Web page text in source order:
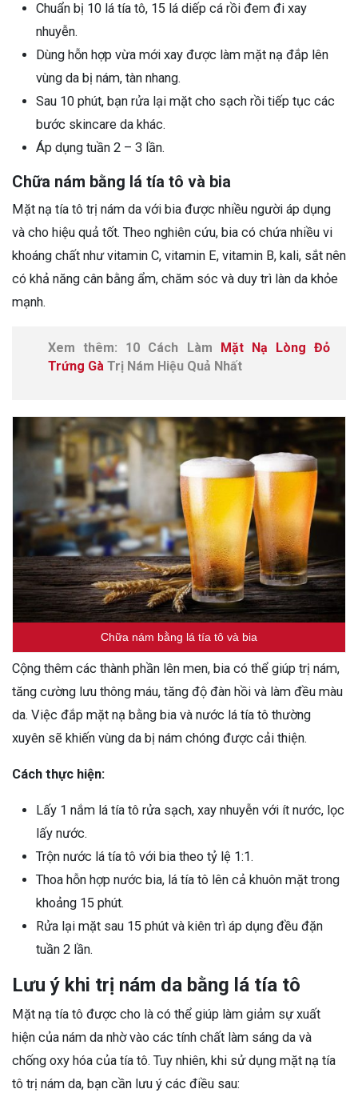
Chuẩn bị 10 lá tía tô, 15 lá diếp cá rồi đem đi xay
nhuyễn.
Dùng hỗn hợp vừa mới xay được làm mặt nạ đắp lên
vùng da bị nám, tàn nhang.
Sau 10 phút, bạn rửa lại mặt cho sạch rồi tiếp tục các
bước skincare da khác.
Áp dụng tuần 2 – 3 lần.
Chữa nám bằng lá tía tô và bia
Mặt nạ tía tô trị nám da với bia được nhiều người áp dụng
và cho hiệu quả tốt. Theo nghiên cứu, bia có chứa nhiều vi
khoáng chất như vitamin C, vitamin E, vitamin B, kali, sắt nên
có khả năng cân bằng ẩm, chăm sóc và duy trì làn da khỏe
mạnh.
Xem thêm: 10 Cách Làm Mặt Nạ Lòng Đỏ
Trứng Gà Trị Nám Hiệu Quả Nhất
Chữa nám bằng lá tía tô và bia
Cộng thêm các thành phần lên men, bia có thể giúp trị nám,
tăng cường lưu thông máu, tăng độ đàn hồi và làm đều màu
da. Việc đắp mặt nạ bằng bia và nước lá tía tô thường
xuyên sẽ khiến vùng da bị nám chóng được cải thiện.
Cách thực hiện:
Lấy 1 nắm lá tía tô rửa sạch, xay nhuyễn với ít nước, lọc
lấy nước.
Trộn nước lá tía tô với bia theo tỷ lệ 1:1.
Thoa hỗn hợp nước bia, lá tía tô lên cả khuôn mặt trong
khoảng 15 phút.
Rửa lại mặt sau 15 phút và kiên trì áp dụng đều đặn
tuần 2 lần.
Lưu ý khi trị nám da bằng lá tía tô
Mặt nạ tía tô được cho là có thể giúp làm giảm sự xuất
hiện của nám da nhờ vào các tính chất làm sáng da và
chống oxy hóa của tía tô. Tuy nhiên, khi sử dụng mặt nạ tía
tô trị nám da, bạn cần lưu ý các điều sau: